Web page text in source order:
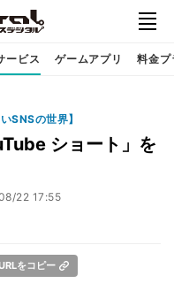
ービス ゲームアプリ 料金プ
SNSの世界】
ショート」を
22 17:55
をコピー